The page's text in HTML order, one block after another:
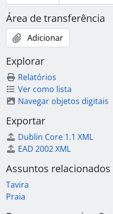
Área de transferência
Adicionar
Explorar
Relatórios
Ver como lista
Navegar objetos digitais
Exportar
Dublin Core 1.1 XML
EAD 2002 XML
Assuntos relacionados
Tavira
Praia